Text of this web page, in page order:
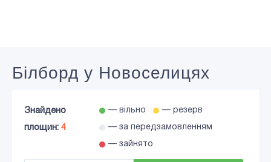
Білборд у Новоселицях
Знайдено
площин: 4
— вільно — резерв
— за передзамовленням
— зайнято